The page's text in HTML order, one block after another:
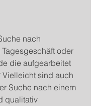
nach
oder
die aufgearbeitet
Vielleicht sind auch
Suche nach einem
qualitativ